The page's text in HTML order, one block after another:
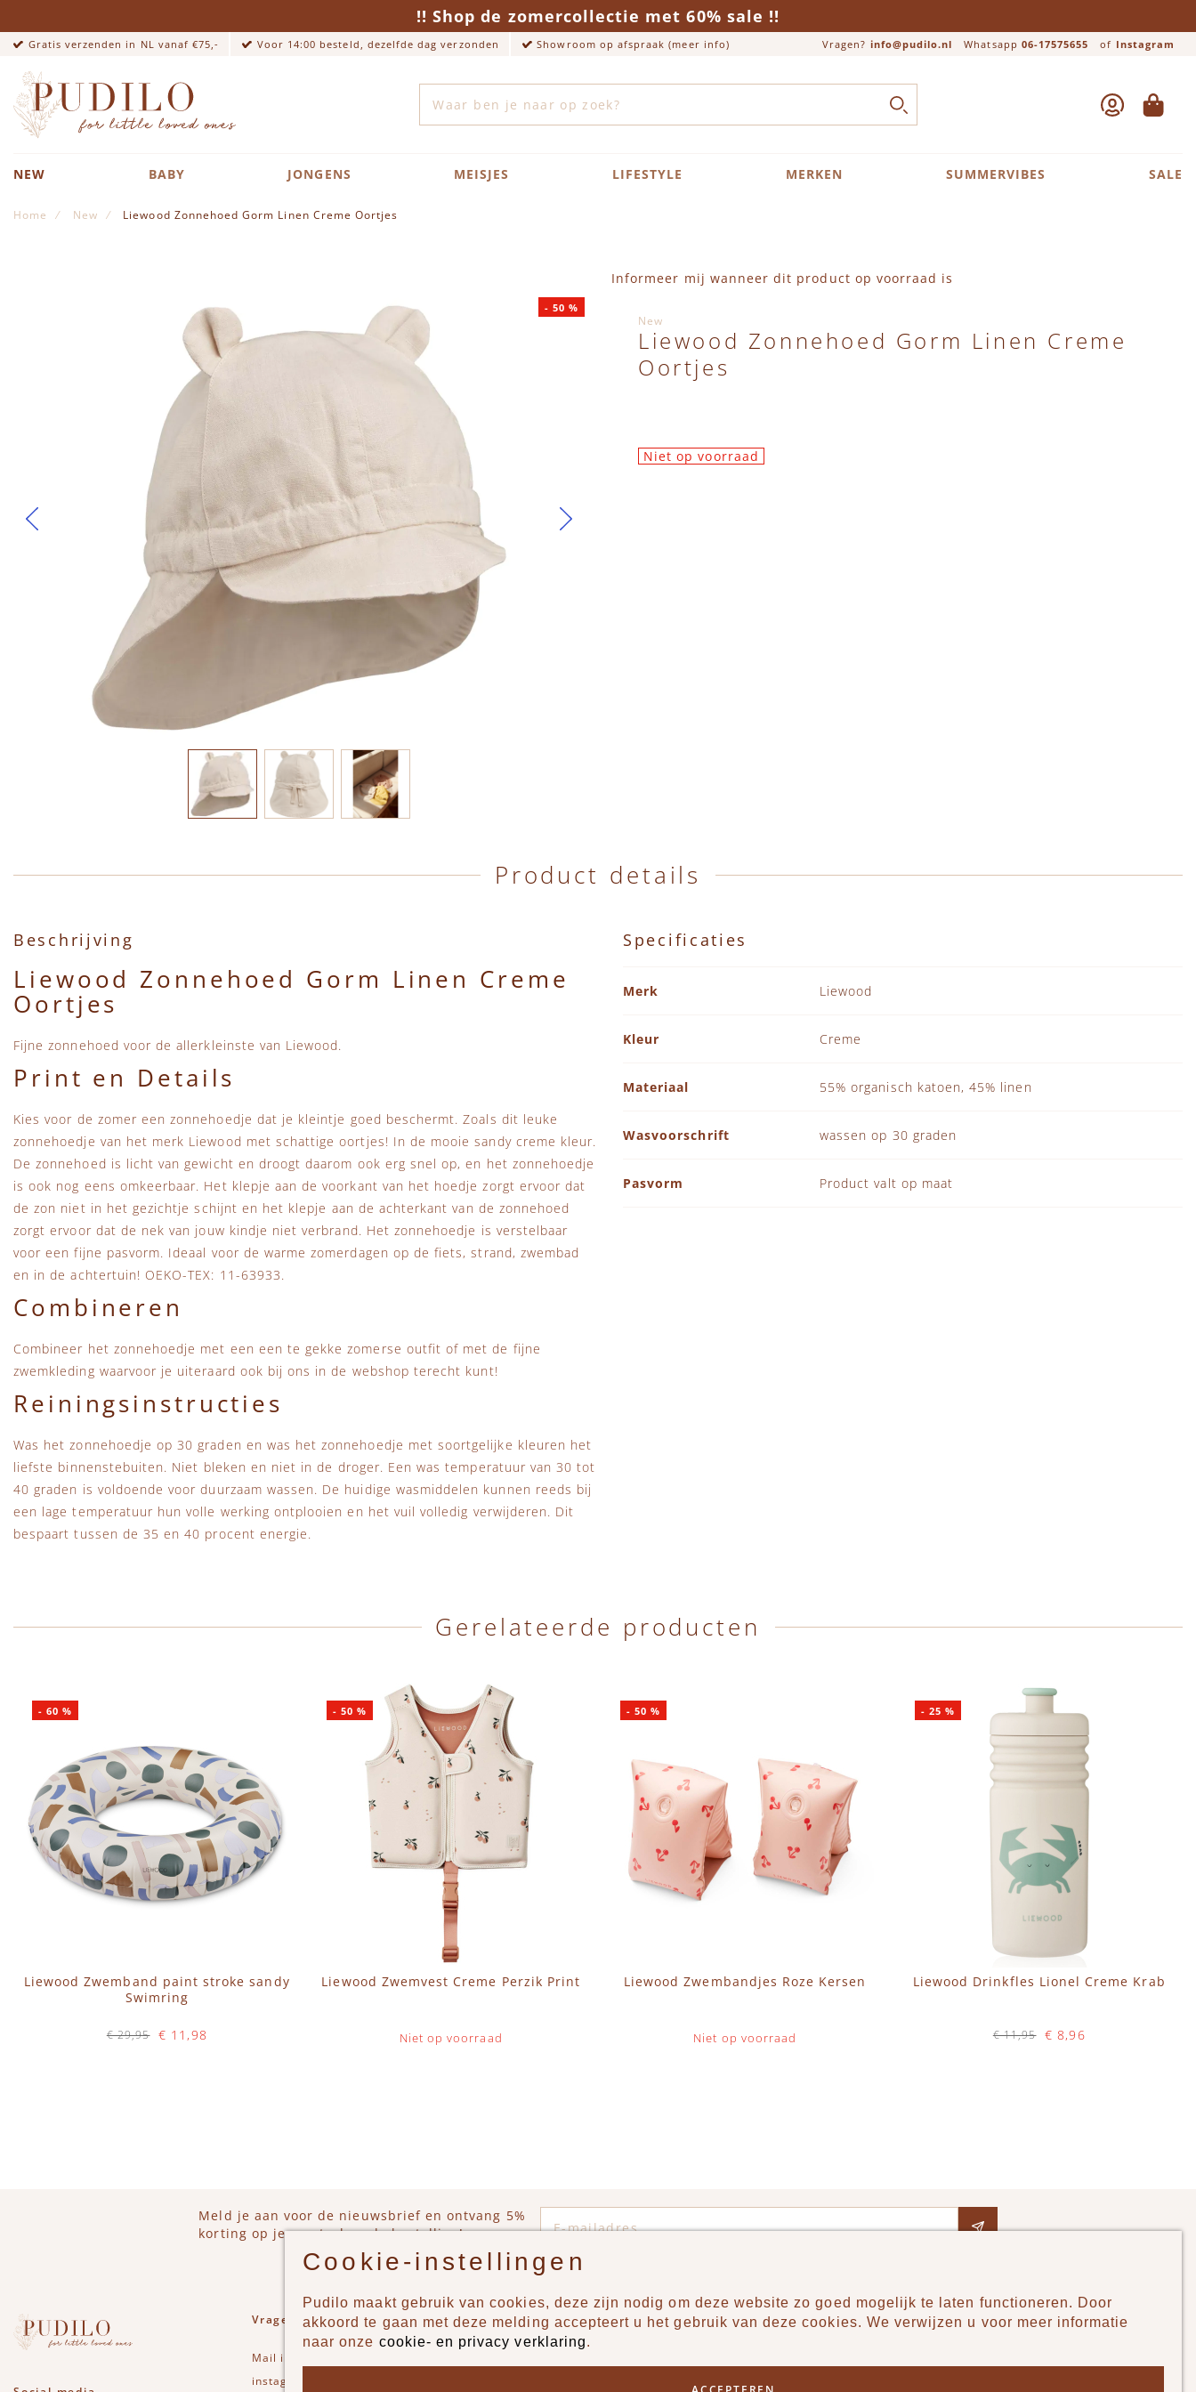
!! Shop de zomercollectie met 60% sale !!
Gratis verzenden in NL vanaf €75,- Voor 14:00 besteld, dezelfde dag verzonden Showroom op afspraak (meer info) Vragen? info@pudilo.nl Whatsapp 06-17575655 of Instagram
Close search
ZOEK ACCOUNT
NEW BABY JONGENS MEISJES LIFESTYLE MERKEN SUMMERVIBES SALE
Home New Liewood Zonnehoed Gorm Linen Creme Oortjes
Ga naar het einde van de afbeeldingen-gallerij - 50 %
Informeer mij wanneer dit product op voorraad is
New
Liewood Zonnehoed Gorm Linen Creme
Oortjes
Niet op voorraad
Product details
Beschrijving
Liewood Zonnehoed Gorm Linen Creme
Oortjes
Fijne zonnehoed voor de allerkleinste van Liewood.
Print en Details
Kies voor de zomer een zonnehoedje dat je kleintje goed beschermt. Zoals dit leuke
zonnehoedje van het merk Liewood met schattige oortjes! In de mooie sandy creme kleur.
De zonnehoed is licht van gewicht en droogt daarom ook erg snel op, en het zonnehoedje
is ook nog eens omkeerbaar. Het klepje aan de voorkant van het hoedje zorgt ervoor dat
de zon niet in het gezichtje schijnt en het klepje aan de achterkant van de zonnehoed
zorgt ervoor dat de nek van jouw kindje niet verbrand. Het zonnehoedje is verstelbaar
voor een fijne pasvorm. Ideaal voor de warme zomerdagen op de fiets, strand, zwembad
en in de achtertuin! OEKO-TEX: 11-63933.
Combineren
Combineer het zonnehoedje met een een te gekke zomerse outfit of met de fijne
zwemkleding waarvoor je uiteraard ook bij ons in de webshop terecht kunt!
Reiningsinstructies
Was het zonnehoedje op 30 graden en was het zonnehoedje met soortgelijke kleuren het
liefste binnenstebuiten. Niet bleken en niet in de droger. Een was temperatuur van 30 tot
40 graden is voldoende voor duurzaam wassen. De huidige wasmiddelen kunnen reeds bij
een lage temperatuur hun volle werking ontplooien en het vuil volledig verwijderen. Dit
bespaart tussen de 35 en 40 procent energie.
Specificaties
Merk
Liewood
Kleur Creme
Materiaal 55% organisch katoen, 45% linen
Wasvoorschrift wassen op 30 graden
Pasvorm Product valt op maat
Gerelateerde producten
Liewood Zwemband paint stroke sandy
Swimring
€ 11,98
€ 29,95
-60 %
Liewood Zwemvest Creme Perzik Print
Niet op voorraad
- 50 %
Liewood Zwembandjes Roze Kersen
Niet op voorraad
-50 %
Liewood Drinkfles Lionel Creme Krab
€ 8,96
€ 11,95
- 25 %
Meld je aan voor de nieuwsbrief en ontvang 5%
korting op je eerstvolgende bestelling!
Vragen of opmerkingen?
Mail info@pudilo.nl
instagram
Producten Pudilo
Cookie-instellingen
Pudilo maakt gebruik van cookies, deze zijn nodig om deze website zo goed mogelijk te laten functioneren. Door
akkoord te gaan met deze melding accepteert u het gebruik van deze cookies. We verwijzen u voor meer informatie
naar onze cookie- en privacy verklaring.